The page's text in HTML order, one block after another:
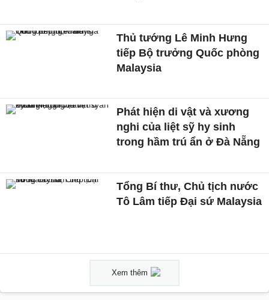
Thủ tướng Lê Minh Hưng
tiếp Bộ trưởng Quốc phòng
Malaysia
Phát hiện di vật và xương
nghi của liệt sỹ hy sinh
trong hầm trú ẩn ở Đà Nẵng
Tổng Bí thư, Chủ tịch nước
Tô Lâm tiếp Đại sứ Malaysia
Xem thêm